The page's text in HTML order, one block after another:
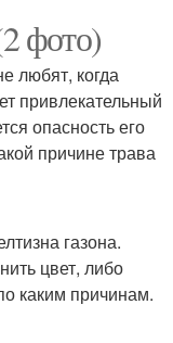
фото)
любят, когда
привлекательный
опасность его
причине трава
газона.
цвет, либо
каким причинам.